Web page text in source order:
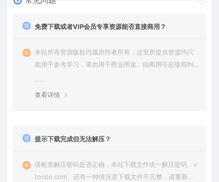
免费下载或者VIP会员专享资源能否直接商用？
本站所有资源版权均属原作者所有，这里所提供资源均只
能用于参考学习，请勿用于商业用途。由商用引起版权纠
查看详情
提示下载完成但无法解压？
请检查解压密码是否正确，本站下载文件统一解压密码：v
tocoo.com。还有一种情况是下载文件不完整，请重新下